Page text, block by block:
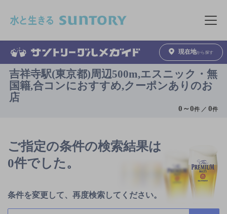
メニュ
現在地から探す
吉祥寺駅(東京都)周辺500m,エスニック・無
国籍,合コンにおすすめ,クーポンありのお
店
0 ～0件 ／0件
ご指定の条件の検索結果は
0件でした。
条件を変更して、再度検索してください。